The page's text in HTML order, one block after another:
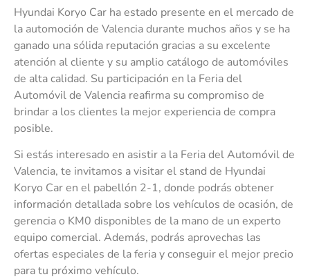
Hyundai Koryo Car ha estado presente en el mercado de
la automoción de Valencia durante muchos años y se ha
ganado una sólida reputación gracias a su excelente
atención al cliente y su amplio catálogo de automóviles
de alta calidad. Su participación en la Feria del
Automóvil de Valencia reafirma su compromiso de
brindar a los clientes la mejor experiencia de compra
posible.
Si estás interesado en asistir a la Feria del Automóvil de
Valencia, te invitamos a visitar el stand de Hyundai
Koryo Car en el pabellón 2-1, donde podrás obtener
información detallada sobre los vehículos de ocasión, de
gerencia o KM0 disponibles de la mano de un experto
equipo comercial. Además, podrás aprovechas las
ofertas especiales de la feria y conseguir el mejor precio
para tu próximo vehículo.